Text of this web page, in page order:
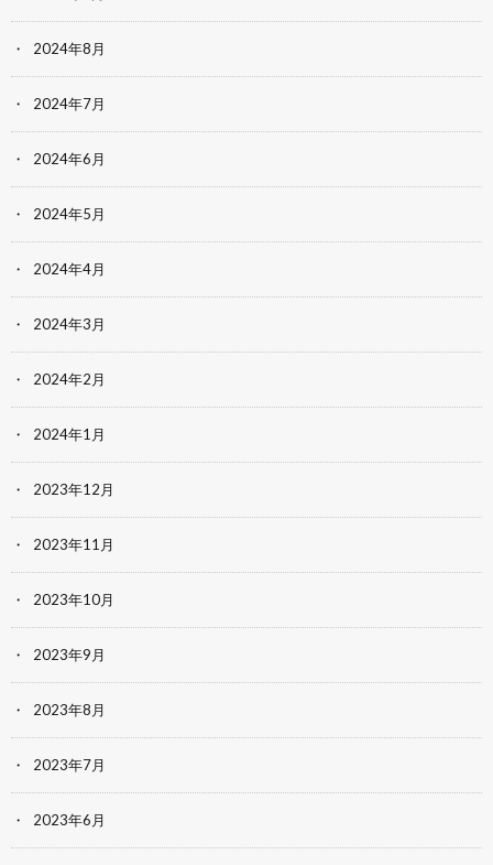
2024年8月
2024年7月
2024年6月
2024年5月
2024年4月
2024年3月
2024年2月
2024年1月
2023年12月
2023年11月
2023年10月
2023年9月
2023年8月
2023年7月
2023年6月